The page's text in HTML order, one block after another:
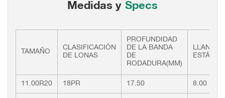
Medidas y Specs
TAMAÑO
CLASIFICACIÓN
DE LONAS
PROFUNDIDAD
DE LA BANDA
DE
RODADURA(MM)
LLANTA
11.00R20 18PR 17.50 8.00